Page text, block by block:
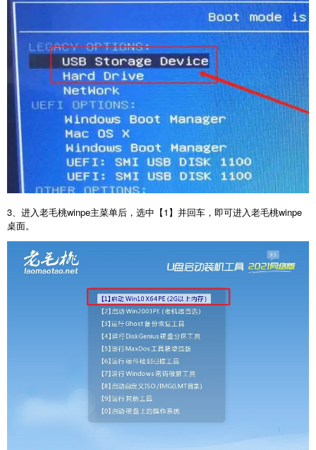
3、进入老毛桃winpe主菜单后，选中【1】并回车，即可进入老毛桃winpe
桌面。